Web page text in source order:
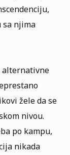
sa njima
alternativne
žele da se
nivou.
po kampu,
nikada